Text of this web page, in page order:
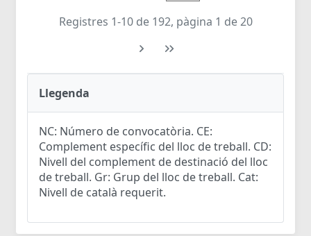
Registres 1-10 de 192, pàgina 1 de 20
Llegenda
NC: Número de convocatòria. CE:
Complement específic del lloc de treball. CD:
Nivell del complement de destinació del lloc
de treball. Gr: Grup del lloc de treball. Cat:
Nivell de català requerit.